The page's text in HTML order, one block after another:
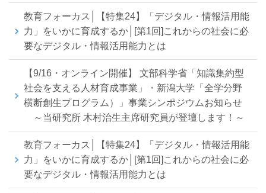
教育フォーカス│【特集24】「デジタル・情報活用能
力」をいかに育成するか│[第1回]これからの社会に必
要なデジタル・情報活用能力とは
【9/16・オンライン開催】 文部科学省「知識集約型
社会を支える人材育成事業」・新潟大学「全学分野
横断創生プログラム）」事業シンポジウムお知らせ
～当研究所 木村治生主席研究員が登壇します！～
教育フォーカス│【特集24】「デジタル・情報活用能
力」をいかに育成するか│[第1回]これからの社会に必
要なデジタル・情報活用能力とは